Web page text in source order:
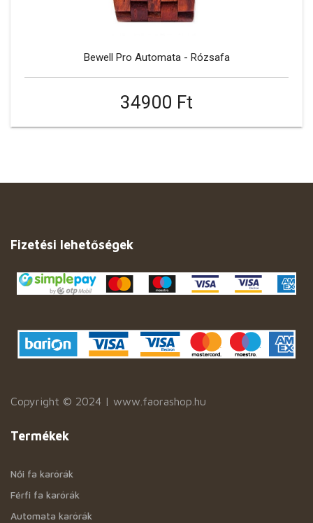
Bewell Pro Automata - Rózsafa
34900 Ft
Fizetési lehetőségek
Copyright © 2024 | www.faorashop.hu
Termékek
Női fa karórák
Férfi fa karórák
Automata karórák